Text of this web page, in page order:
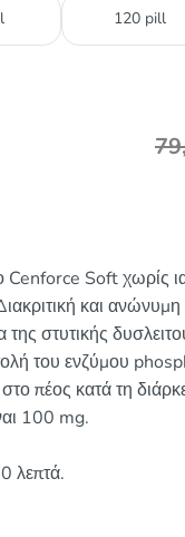
120 pill
Cenforce Soft χωρίς
και
της στυτικής
του ενζύμου
πέος κατά τη
100 mg.
λεπτά.